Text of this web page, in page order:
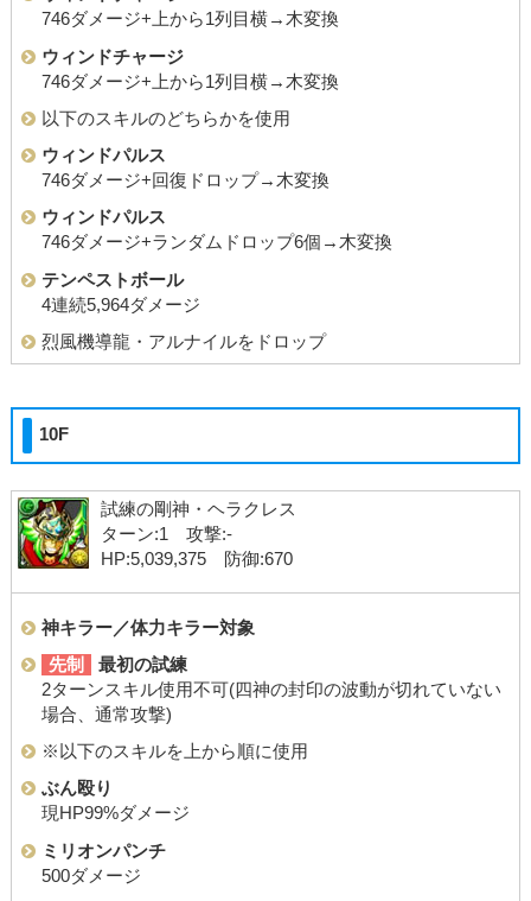
746ダメージ+上から1列目横→木変換
ウィンドチャージ
746ダメージ+上から1列目横→木変換
以下のスキルのどちらかを使用
ウィンドパルス
746ダメージ+回復ドロップ→木変換
ウィンドパルス
746ダメージ+ランダムドロップ6個→木変換
テンペストボール
4連続5,964ダメージ
烈風機導龍・アルナイルをドロップ
10F
試練の剛神・ヘラクレス
ターン:1 攻撃:-
HP:5,039,375 防御:670
神キラー／体力キラー対象
先制
最初の試練
2ターンスキル使用不可(四神の封印の波動が切れていない
場合、通常攻撃)
※以下のスキルを上から順に使用
ぶん殴り
現HP99%ダメージ
ミリオンパンチ
500ダメージ